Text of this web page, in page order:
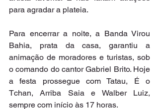
para agradar a plateia.
Para encerrar a noite, a Banda Virou
Bahia, prata da casa, garantiu a
animação de moradores e turistas, sob
o comando do cantor Gabriel Brito. Hoje
a festa prossegue com Tatau, É o
Tchan, Arriba Saia e Walber Luiz,
sempre com início às 17 horas.